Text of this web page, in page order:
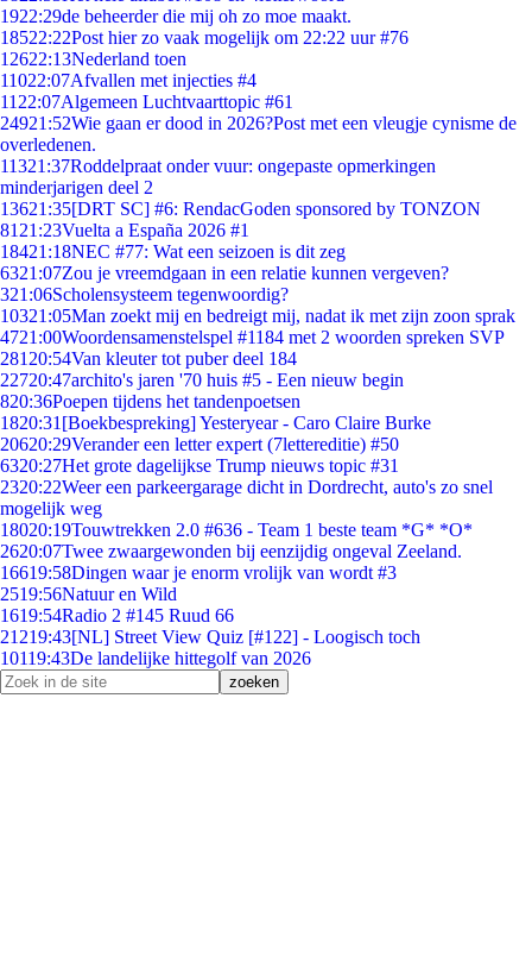
1922:29de beheerder die mij oh zo moe maakt.
18522:22Post hier zo vaak mogelijk om 22:22 uur #76
12622:13Nederland toen
11022:07Afvallen met injecties #4
11 22:07Algemeen Luchtvaarttopic #61
24921:52Wie gaan er dood in 2026?Post met een vleugje cynisme de
overledenen.
11321:37Roddelpraat onder vuur: ongepaste opmerkingen
minderjarigen deel 2
13621:35[DRT SC] #6: RendacGoden sponsored by TONZON
81 21:23Vuelta a España 2026 #1
18421:18NEC #77: Wat een seizoen is dit zeg
6321:07Zou je vreemdgaan in een relatie kunnen vergeven?
321:06Scholensysteem tegenwoordig?
10321:05Man zoekt mij en bedreigt mij, nadat ik met zijn zoon sprak
4721:00Woordensamenstelspel #1184 met 2 woorden spreken SVP
281 20:54Van kleuter tot puber deel 184
22720:47archito's jaren '70 huis #5 - Een nieuw begin
820:36Poepen tijdens het tandenpoetsen
1820:31 [Boekbespreking] Yesteryear - Caro Claire Burke
20620:29Verander een letter expert (7lettereditie) #50
6320:27Het grote dagelijkse Trump nieuws topic #31
2320:22Weer een parkeergarage dicht in Dordrecht, auto's zo snel
mogelijk weg
18020:19Touwtrekken 2.0 #636 - Team 1 beste team *G* *O*
2620:07Twee zwaargewonden bij eenzijdig ongeval Zeeland.
16619:58Dingen waar je enorm vrolijk van wordt #3
2519:56Natuur en Wild
1619:54Radio 2 #145 Ruud 66
21219:43[NL] Street View Quiz [#122] - Loogisch toch
10119:43De landelijke hittegolf van 2026